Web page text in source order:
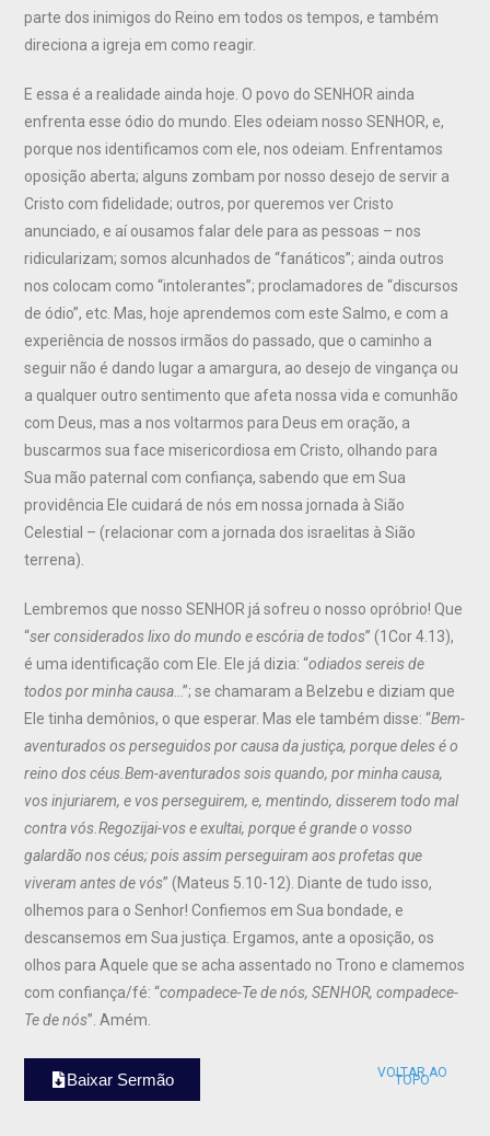
parte dos inimigos do Reino em todos os tempos, e também
direciona a igreja em como reagir.
E essa é a realidade ainda hoje. O povo do SENHOR ainda
enfrenta esse ódio do mundo. Eles odeiam nosso SENHOR, e,
porque nos identificamos com ele, nos odeiam. Enfrentamos
oposição aberta; alguns zombam por nosso desejo de servir a
Cristo com fidelidade; outros, por queremos ver Cristo
anunciado, e aí ousamos falar dele para as pessoas – nos
ridicularizam; somos alcunhados de “fanáticos”; ainda outros
nos colocam como “intolerantes”; proclamadores de “discursos
de ódio”, etc. Mas, hoje aprendemos com este Salmo, e com a
experiência de nossos irmãos do passado, que o caminho a
seguir não é dando lugar a amargura, ao desejo de vingança ou
a qualquer outro sentimento que afeta nossa vida e comunhão
com Deus, mas a nos voltarmos para Deus em oração, a
buscarmos sua face misericordiosa em Cristo, olhando para
Sua mão paternal com confiança, sabendo que em Sua
providência Ele cuidará de nós em nossa jornada à Sião
Celestial – (relacionar com a jornada dos israelitas à Sião
terrena).
Lembremos que nosso SENHOR já sofreu o nosso opróbrio! Que
“ser considerados lixo do mundo e escória de todos” (1Cor 4.13),
é uma identificação com Ele. Ele já dizia: “odiados sereis de
todos por minha causa …”; se chamaram a Belzebu e diziam que
Ele tinha demônios, o que esperar. Mas ele também disse: “Bem-
aventurados os perseguidos por causa da justiça, porque deles é o
reino dos céus.Bem-aventurados sois quando, por minha causa,
vos injuriarem, e vos perseguirem, e, mentindo, disserem todo mal
contra vós.Regozijai-vos e exultai, porque é grande o vosso
galardão nos céus; pois assim perseguiram aos profetas que
viveram antes de vós” (Mateus 5.10-12). Diante de tudo isso,
olhemos para o Senhor! Confiemos em Sua bondade, e
descansemos em Sua justiça. Ergamos, ante a oposição, os
olhos para Aquele que se acha assentado no Trono e clamemos
com confiança/fé: “compadece-Te de nós, SENHOR, compadece-
Te de nós”. Amém.
Baixar Sermão VOLTAR AO
TOPO